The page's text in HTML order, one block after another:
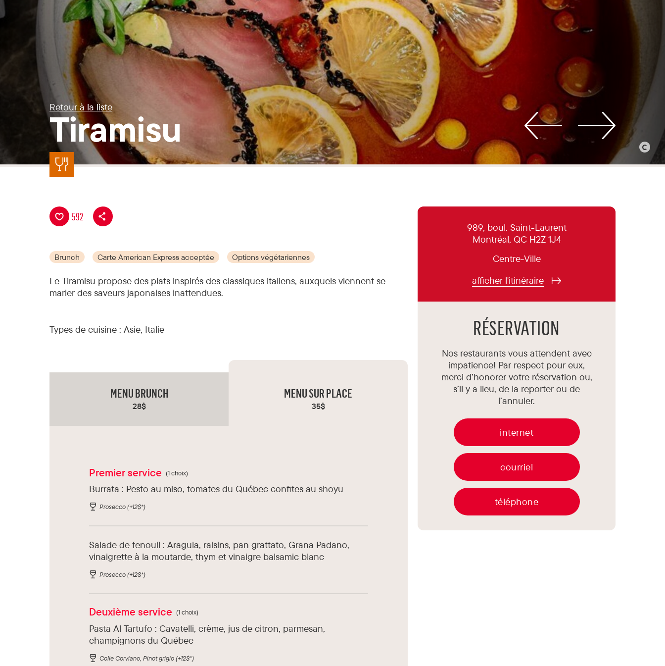
Retour à la liste
Tiramisu
592
Brunch Carte American Express acceptée Options végétariennes
Le Tiramisu propose des plats inspirés des classiques italiens, auxquels viennent se
marier des saveurs japonaises inattendues.
Types de cuisine : Asie, Italie
MENU SUR PLACE
35$
Premier service (1 choix)
Burrata : Pesto au miso, tomates du Québec confites au shoyu
Prosecco(+12$*)
Salade de fenouil : Aragula, raisins, pan grattato, Grana Padano,
vinaigrette à la moutarde, thym et vinaigre balsamic blanc
Prosecco(+12$*)
Deuxième service (1 choix)
Pasta Al Tartufo : Cavatelli, crème, jus de citron, parmesan,
champignons du Québec
Colle Corviano, Pinot grigio(+12$*)
MENU BRUNCH
28$
989, boul. Saint-Laurent
Montréal, QC H2Z 1J4
Centre-Ville
afficher l'itinéraire
RÉSERVATION
Nos restaurants vous attendent avec
impatience! Par respect pour eux,
merci d’honorer votre réservation ou,
s’il y a lieu, de la reporter ou de
l’annuler.
internet
courriel
téléphone